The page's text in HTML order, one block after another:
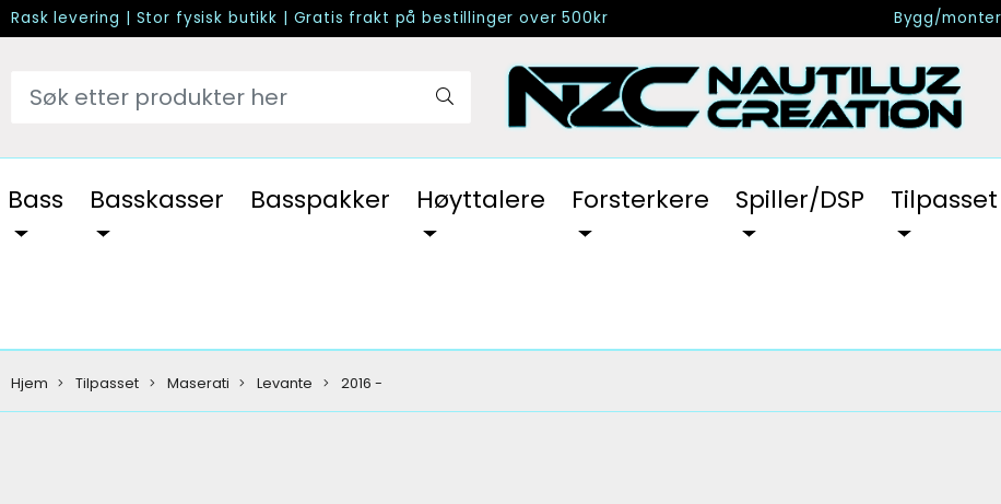
Rask levering | Stor fysisk butikk | Gratis frakt på bestillinger over 500kr Bygg/
Bass Basskasser Basspakker Høyttalere Forsterkere Spiller/DSP Tilpasset
Hjem Tilpasset Maserati Levante 2016 -